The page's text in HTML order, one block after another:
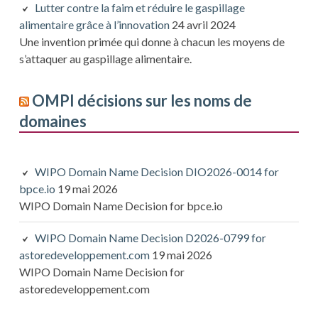
Lutter contre la faim et réduire le gaspillage
alimentaire grâce à l’innovation 24 avril 2024
Une invention primée qui donne à chacun les moyens de
s’attaquer au gaspillage alimentaire.
OMPI décisions sur les noms de
domaines
WIPO Domain Name Decision DIO2026-0014 for
bpce.io 19 mai 2026
WIPO Domain Name Decision for bpce.io
WIPO Domain Name Decision D2026-0799 for
astoredeveloppement.com 19 mai 2026
WIPO Domain Name Decision for
astoredeveloppement.com